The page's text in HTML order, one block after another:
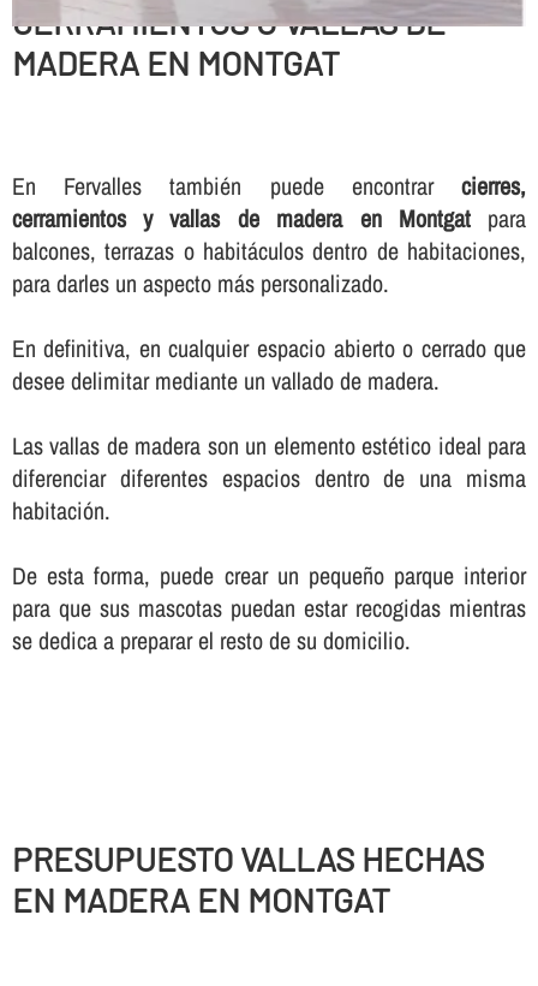
CERRAMIENTOS O VALLAS DE
MADERA EN MONTGAT
En Fervalles también puede encontrarcierres,
cerramientos y vallas de madera en Montgatpara
balcones, terrazas o habitáculos dentro de habitaciones,
para darles un aspecto más personalizado.
En definitiva, en cualquier espacio abierto o cerrado que
desee delimitar mediante un vallado de madera.
Las vallas de madera son un elemento estético ideal para
diferenciar diferentes espacios dentro de una misma
habitación.
De esta forma, puede crear un pequeño parque interior
para que sus mascotas puedan estar recogidas mientras
se dedica a preparar el resto de su domicilio.
PRESUPUESTO VALLAS HECHAS
EN MADERA EN MONTGAT